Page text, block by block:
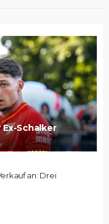
Schalker
an: Drei